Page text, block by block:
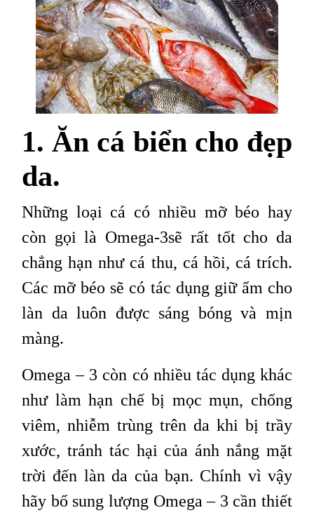
1. Ăn cá biển cho đẹp
da.
Những loại cá có nhiều mỡ béo hay
còn gọi là Omega-3sẽ rất tốt cho da
chẳng hạn như cá thu, cá hồi, cá trích.
Các mỡ béo sẽ có tác dụng giữ ẩm cho
làn da luôn được sáng bóng và mịn
màng.
Omega – 3 còn có nhiều tác dụng khác
như làm hạn chế bị mọc mụn, chống
viêm, nhiễm trùng trên da khi bị trầy
xước, tránh tác hại của ánh nắng mặt
trời đến làn da của bạn. Chính vì vậy
hãy bổ sung lượng Omega – 3 cần thiết